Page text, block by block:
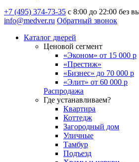
+7 (495) 374-73-35 с 8:00 до 22:00 без
info@medver.ru Обратный звонок
Каталог дверей
Ценовой сегмент
«Эконом» от 15 000 р
«Престиж»
«Бизнес» до 70 000 р
«Элит» от 60 000 р
Распродажа
Где устанавливаем?
Квартира
Коттедж
Загородный дом
Уличные
Тамбур
Подъезд